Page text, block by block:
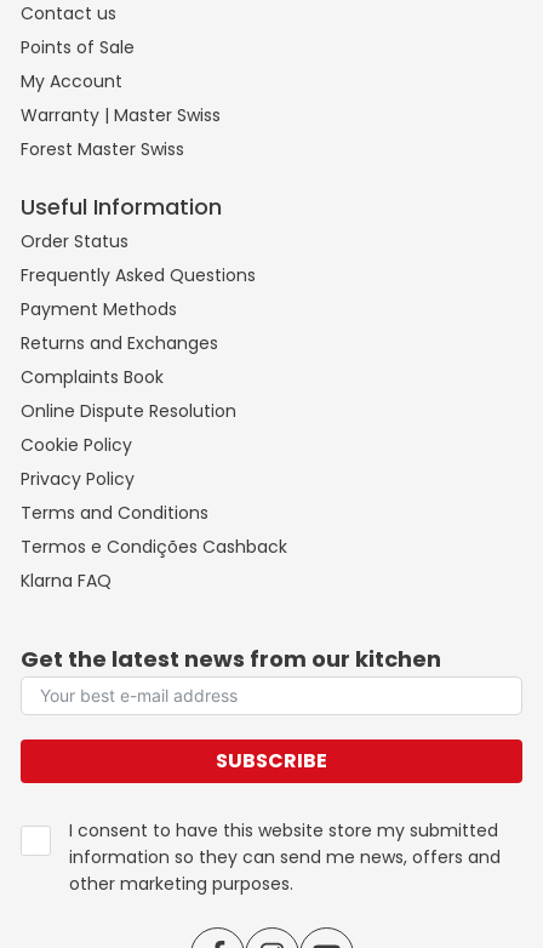
Contact us
Points of Sale
My Account
Warranty | Master Swiss
Forest Master Swiss
Useful Information
Order Status
Frequently Asked Questions
Payment Methods
Returns and Exchanges
Complaints Book
Online Dispute Resolution
Cookie Policy
Privacy Policy
Terms and Conditions
Termos e Condições Cashback
Klarna FAQ
Get the latest news from our kitchen
SUBSCRIBE
I consent to have this website store my submitted
information so they can send me news, offers and
other marketing purposes.